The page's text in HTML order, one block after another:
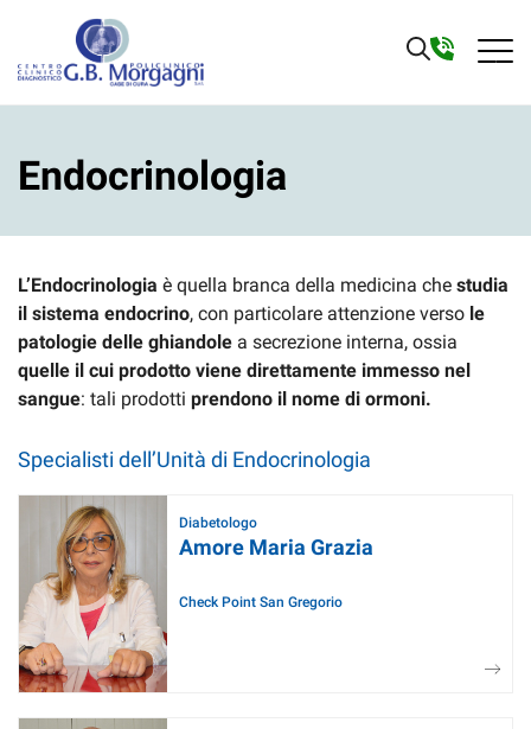
Endocrinologia
L’Endocrinologia è quella branca della medicina che studia
il sistema endocrino, con particolare attenzione verso le
patologie delle ghiandole a secrezione interna, ossia
quelle il cui prodotto viene direttamente immesso nel
sangue: tali prodotti prendono il nome di ormoni.
Specialisti dell’Unità di Endocrinologia
Diabetologo
Amore Maria Grazia
Check Point San Gregorio